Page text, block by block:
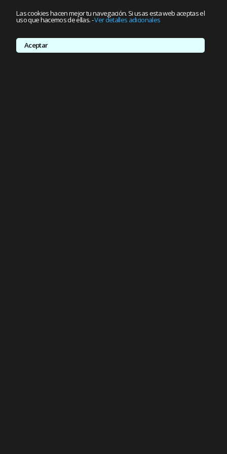
Las cookies hacen mejor tu navegación. Si usas esta web aceptas el
uso que hacemos de ellas.-Ver detalles adicionales
Aceptar